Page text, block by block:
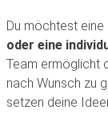
Du möchtest eine
oder eine
Team ermöglicht
nach Wunsch zu
setzen deine